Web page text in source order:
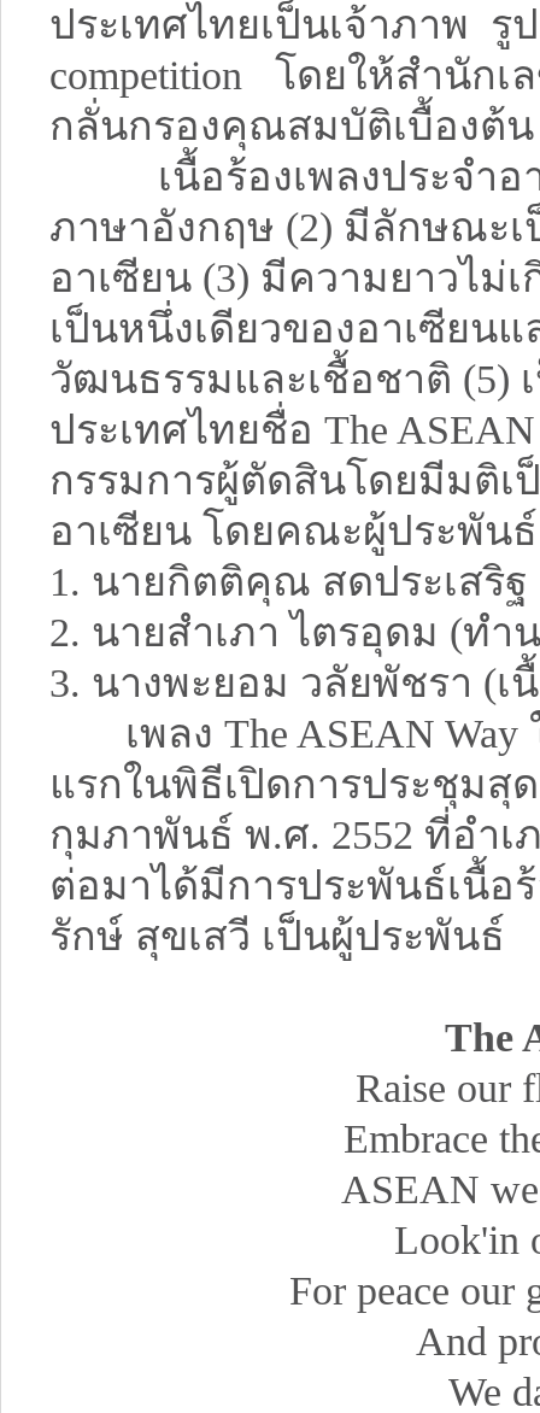
ประเทศไทยเป็นเจ้าภาพ รู
competition โดยให้สำนักเ
กลั่นกรองคุณสมบัติเบื้องต้
เนื้อร้องเพลงประจำอา
ภาษาอังกฤษ (2) มีลักษณะ
อาเซียน (3) มีความยาวไม่
เป็นหนึ่งเดียวของอาเซียน
วัฒนธรรมและเชื้อชาติ (5)
ประเทศไทยชื่อ The
กรรมการผู้ตัดสินโดยมีมติเ
อาเซียน โดยคณะผู้ประพัน
1. นายกิตติคุณ สดประเสริฐ
2. นายสำเภา ไตรอุดม (ทำ
3. นางพะยอม วลัยพัชรา (เ
เพลง The ASEAN Way
แรกในพิธีเปิดการประชุมสุ
กุมภาพันธ์ พ.ศ. 2552 ที่อำ
ต่อมาได้มีการประพันธ์เนื้อ
รักษ์ สุขเสวี เป็นผู้ประพันธ์
The
Raise our
Embrace
ASEAN we
Look'in
For peace our
And
We